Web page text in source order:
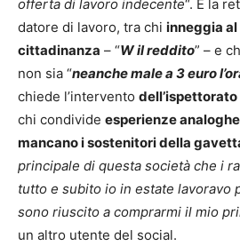
offerta di lavoro indecente“. E la
datore di lavoro, tra chi inneggia
cittadinanza – “W il reddito” – e
non sia “neanche male a 3 euro
chiede l’intervento
chi condivide esperienze analoghe
mancano i sostenitori della
principale di questa società che i
tutto e subito io in estate lavoravo
sono riuscito a comprarmi il mio
un altro utente del social.